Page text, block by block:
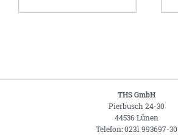
THS GmbH
Pierbusch 24-30
44536 Lünen
Telefon: 0231 993697-30